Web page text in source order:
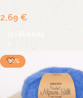
2,69 €
Izvēlieties
-20%